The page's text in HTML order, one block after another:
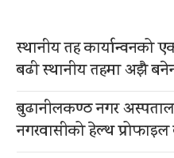
स्थानीय तह
बढी स्थानीय तहमा अझै
बुढानीलकण्ठ नगर अस्पताल
नगरवासीको हेल्थ